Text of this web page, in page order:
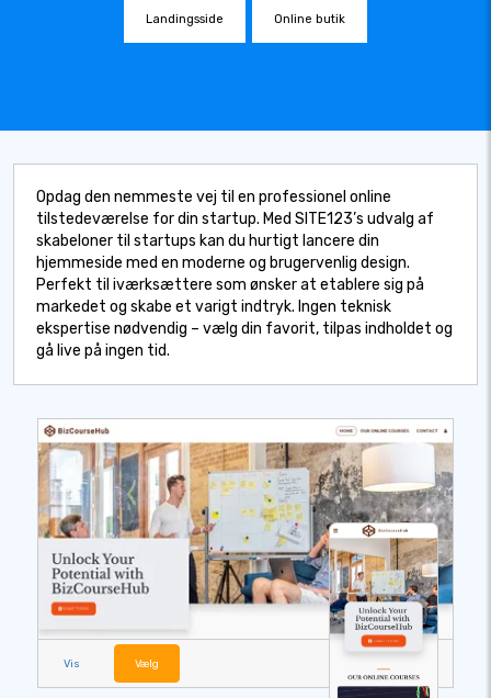
Landingsside Online butik
Opdag den nemmeste vej til en professionel online
tilstedeværelse for din startup. Med SITE123’s udvalg af
skabeloner til startups kan du hurtigt lancere din
hjemmeside med en moderne og brugervenlig design.
Perfekt til iværksættere som ønsker at etablere sig på
markedet og skabe et varigt indtryk. Ingen teknisk
ekspertise nødvendig – vælg din favorit, tilpas indholdet og
gå live på ingen tid.
Vis Vælg